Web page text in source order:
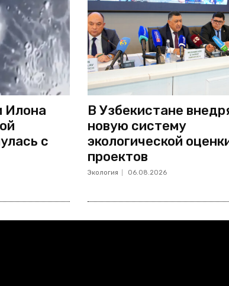
Илона
с
В Узбекистане
новую систему
экологической
проектов
Экология 06.08.2026